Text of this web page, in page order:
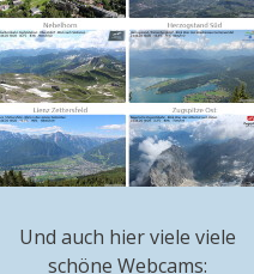
Und auch hier viele viele
schöne Webcams: